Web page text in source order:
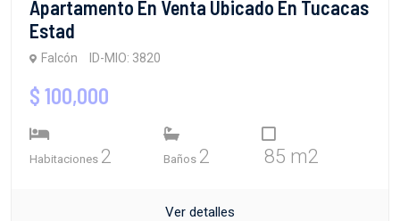
Apartamento En Venta Ubicado En Tucacas
Estad
Falcón ID-MIO: 3820
$ 100,000
Habitaciones 2 Baños 2 85 m2
Ver detalles